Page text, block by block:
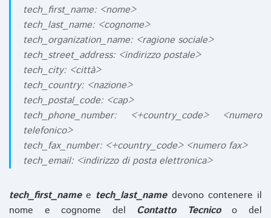
tech_first_name: <nome>
tech_last_name: <cognome>
tech_organization_name: <ragione sociale>
tech_street_address: <indirizzo postale>
tech_city: <città>
tech_country: <nazione>
tech_postal_code: <cap>
tech_phone_number: <+country_code> <numero
telefonico>
tech_fax_number: <+country_code> <numero fax>
tech_email: <indirizzo di posta elettronica>
tech_first_namee tech_last_namedevono contenere il
nome e cognome del Contatto Tecnicoo del